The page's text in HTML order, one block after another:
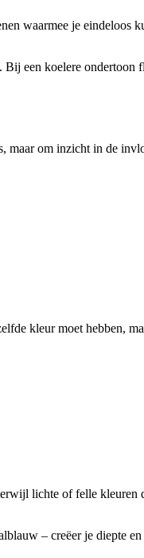
waarmee je eindeloos
een koelere ondertoon
maar om inzicht in de
kleur moet hebben,
lichte of felle kleuren
– creëer je diepte